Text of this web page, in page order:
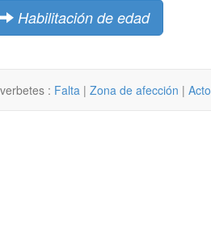
Habilitación de edad
: Falta | Zona de afección |